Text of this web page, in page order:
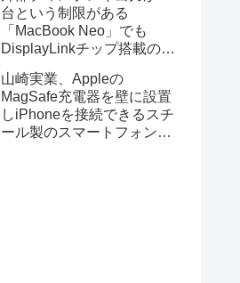
リ「Task Manager TMOG」
のBeta版を公開。
台という制限がある
「MacBook Neo」でも
DisplayLinkチップ搭載の
タを利用することでデュア
ルディスプレイ以上の出力
が可能に。
山崎実業、Appleの
MagSafe充電器を壁に設置
しiPhoneを接続できるスチ
ール製のスマートフォンホ